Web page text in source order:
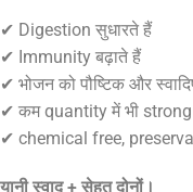
✔ Digestion सुधारते हैं
✔ Immunity बढ़ाते हैं
✔ भोजन को पौष्टिक और
✔ कम quantity में भी
✔ chemical free,
यानी स्वाद + सेहत दोनों।